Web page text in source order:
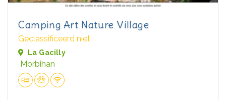
Camping Art Nature Village
Geclassificeerd niet
La Gacilly
Morbihan